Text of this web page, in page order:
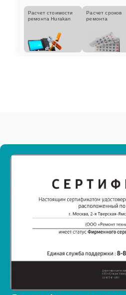
Расчет стоимости
ремонта Hurakan
Расчет сроков
ремонта